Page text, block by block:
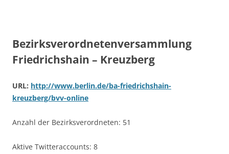
Bezirksverordnetenversammlung
Friedrichshain – Kreuzberg
URL: http://www.berlin.de/ba-friedrichshain-
kreuzberg/bvv-online
Anzahl der Bezirksverordneten: 51
Aktive Twitteraccounts: 8